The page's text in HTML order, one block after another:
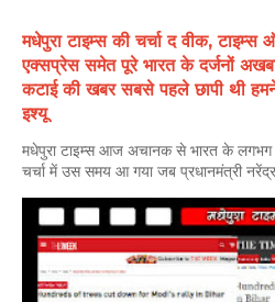
मधेपुरा टाइम्स की चर्चा द वीक,
एक्सप्रेस समेत पूरे भारत के दर्जनों
कटाई की खबर सबसे पहले छापी थी
इश्यू
मधेपुरा टाइम्स आज अचानक से भारत के
चर्चा में उस समय आ गया जब प्रधानमंत्री नरेंद्र